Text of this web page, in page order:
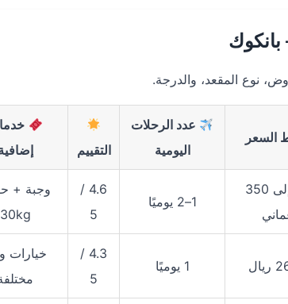
نوع المقعد، والدرجة.
السعر
عدد الرحلات
اليومية
التقييم
من 220 إلى 350
1–2 يوميًا
4.6 /
5
وجبة +
30kg
1 يوميًا
4.3 /
5
خيارات